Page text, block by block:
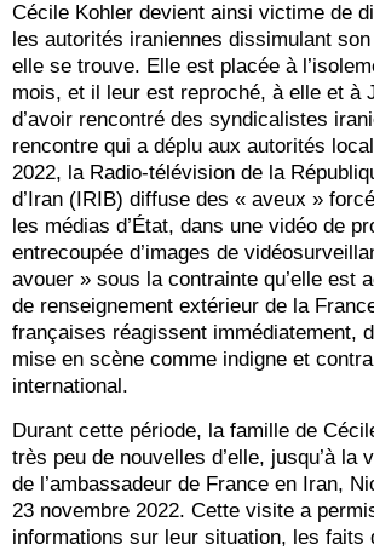
Cécile Kohler devient ainsi victime de
les autorités iraniennes dissimulant
elle se trouve. Elle est placée à
mois, et il leur est reproché, à elle et à
d’avoir rencontré des syndicalistes
rencontre qui a déplu aux autorités
2022, la Radio-télévision de la
d’Iran (IRIB) diffuse des « aveux »
les médias d’État, dans une vidéo de
entrecoupée d’images de
avouer » sous la contrainte qu’elle est
de renseignement extérieur de la
françaises réagissent immédiatement,
mise en scène comme indigne et
international.
Durant cette période, la famille de
très peu de nouvelles d’elle, jusqu’à la
de l’ambassadeur de France en Iran,
23 novembre 2022. Cette visite a
informations sur leur situation, les faits